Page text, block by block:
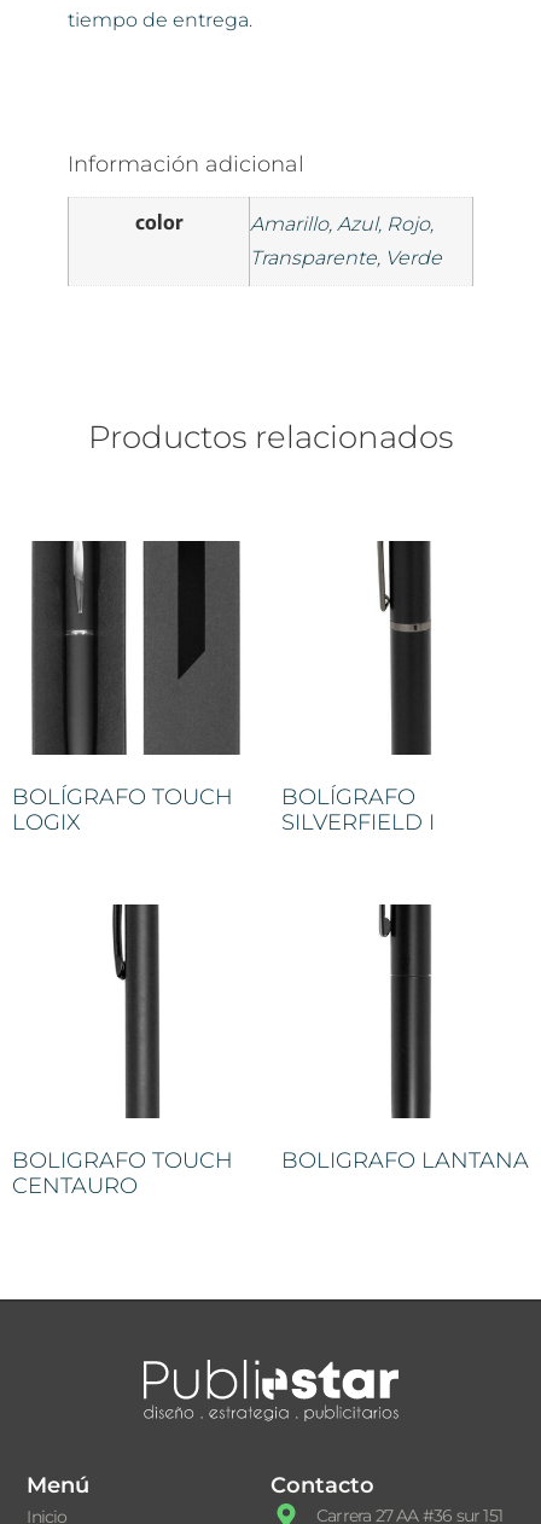
tiempo de entrega.
Información adicional
color
Amarillo, Azul, Rojo,
Transparente, Verde
Productos relacionados
BOLÍGRAFO TOUCH
LOGIX
BOLÍGRAFO
SILVERFIELD I
BOLIGRAFO TOUCH
CENTAURO
BOLIGRAFO LANTANA
Menú
Inicio
Contacto
Carrera 27 AA #36 sur 151